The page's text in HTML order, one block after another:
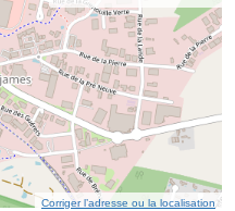
Corriger l’adresse ou la localisation